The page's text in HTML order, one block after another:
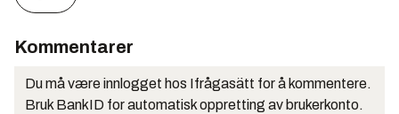
Kommentarer
Du må være innlogget hos Ifrågasätt for å kommentere.
Bruk BankID for automatisk oppretting av brukerkonto.